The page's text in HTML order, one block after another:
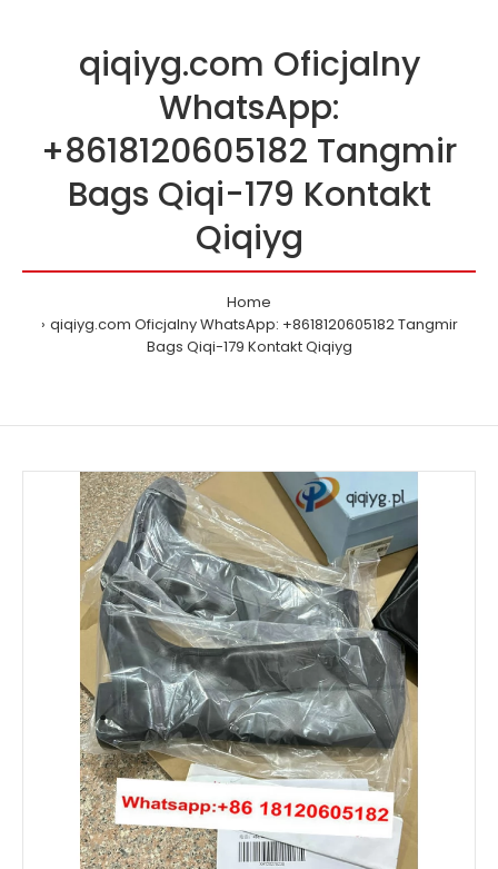
qiqiyg.com Oficjalny
WhatsApp:
+8618120605182 Tangmir
Bags Qiqi-179 Kontakt
Qiqiyg
Home
qiqiyg.com Oficjalny WhatsApp: +8618120605182 Tangmir
Bags Qiqi-179 Kontakt Qiqiyg